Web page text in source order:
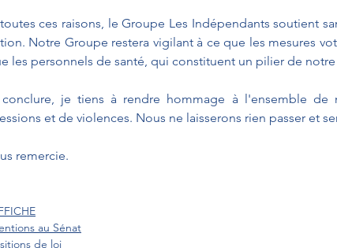
ces raisons, le Groupe Les Indépendants soutient
Notre Groupe restera vigilant à ce que les mesures
les personnels de santé, qui constituent un pilier de
conclure, je tiens à rendre hommage à l'ensemble de
et de violences. Nous ne laisserons rien passer et
remercie.
au Sénat
de loi